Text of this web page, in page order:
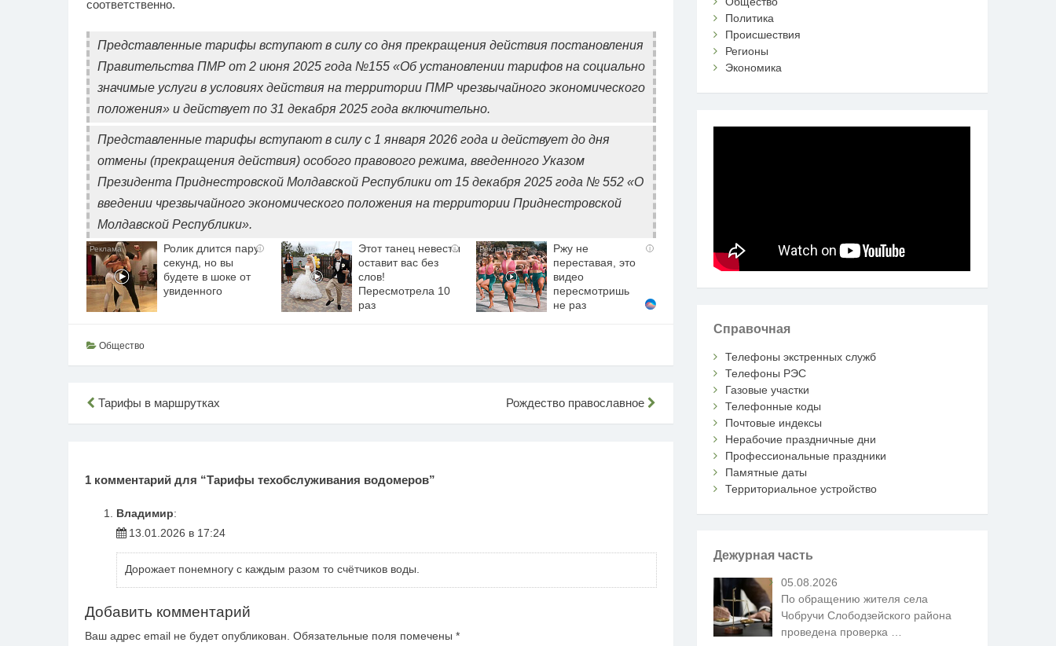
соответственно.
Представленные тарифы вступают в силу со дня прекращения действия постановления
Правительства ПМР от 2 июня 2025 года №155 «Об установлении тарифов на социально
значимые услуги в условиях действия на территории ПМР чрезвычайного экономического
положения» и действует по 31 декабря 2025 года включительно.
Представленные тарифы вступают в силу с 1 января 2026 года и действует до дня
отмены (прекращения действия) особого правового режима, введенного Указом
Президента Приднестровской Молдавской Республики от 15 декабря 2025 года № 552 «О
введении чрезвычайного экономического положения на территории Приднестровской
Молдавской Республики».
i
Ролик длится пару
секунд, но вы
будете в шоке от
увиденного
i
Этот танец невесты
оставит вас без
слов!
Пересмотрела 10
раз
i
Ржу не
переставая, это
видео
пересмотришь
не раз
Общество
Навигация
Тарифы в маршрутках Рождество православное
1 комментарий для “Тарифы техобслуживания водомеров”
Владимир:
13.01.2026 в 17:24
Дорожает понемногу с каждым разом то счётчиков воды.
Добавить комментарий
Ваш адрес email не будет опубликован. Обязательные поля помечены *
Политика
Происшествия
Регионы
Экономика
Справочная
Телефоны экстренных служб
Телефоны РЭС
Газовые участки
Телефонные коды
Почтовые индексы
Нерабочие праздничные дни
Профессиональные праздники
Памятные даты
Территориальное устройство
Дежурная часть
05.08.2026
По обращению жителя села
Чобручи Слободзейского района
проведена проверка …